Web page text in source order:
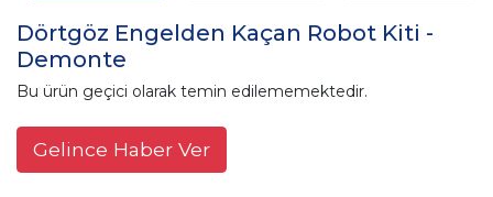
Dörtgöz Engelden Kaçan Robot Kiti -
Demonte
Bu ürün geçici olarak temin edilememektedir.
Gelince Haber Ver